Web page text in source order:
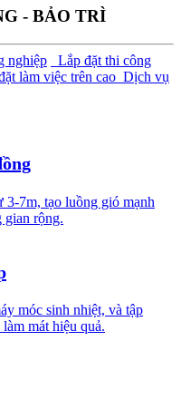
- BẢO TRÌ
nghiệp
Lắp đặt thi công
làm việc trên cao Dịch vụ
7m, tạo luồng gió mạnh
gian rộng.
móc sinh nhiệt, và tập
mát hiệu quả.